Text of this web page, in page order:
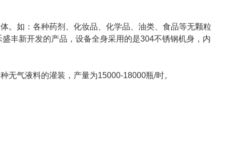
如：各种药剂、化妆品、化学品、油类、食品等无颗粒
丰新开发的产品，设备全身采用的是304不锈钢机身，内
气液料的灌装，产量为15000-18000瓶/时。